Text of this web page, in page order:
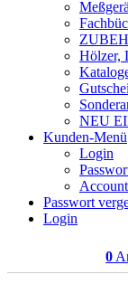
Hölzer,
NEU
Kunden-Menü
Login
Passwort
Login
0